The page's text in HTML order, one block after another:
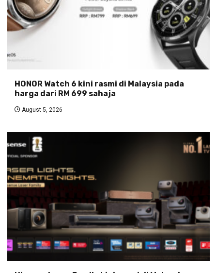
HONOR Watch 6 kini rasmi di Malaysia pada
harga dari RM 699 sahaja
August 5, 2026